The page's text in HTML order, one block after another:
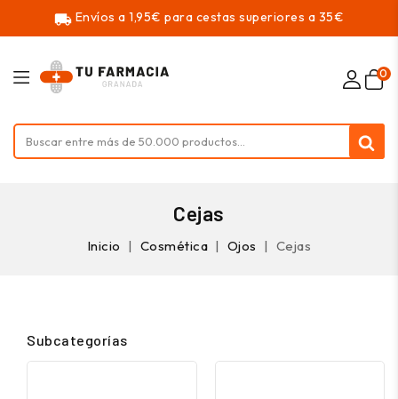
local_shipping Envíos a 1,95€ para cestas superiores a 35€
0
Cejas
Inicio Cosmética Ojos Cejas
Subcategorías